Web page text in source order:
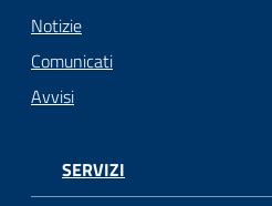
Notizie
Comunicati
Avvisi
SERVIZI